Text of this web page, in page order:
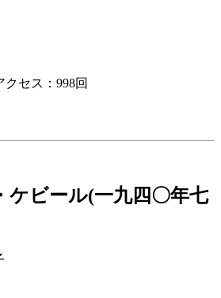
セス：998回
ケビール(一九四〇年七